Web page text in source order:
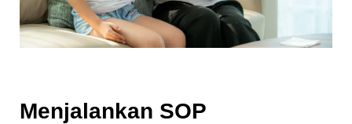
Menjalankan SOP